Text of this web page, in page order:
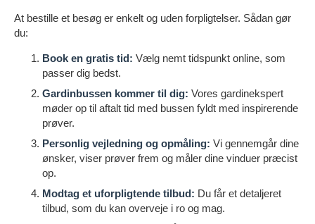
At bestille et besøg er enkelt og uden forpligtelser. Sådan gør
du:
Book en gratis tid: Vælg nemt tidspunkt online, som
passer dig bedst.
Gardinbussen kommer til dig: Vores gardinekspert
møder op til aftalt tid med bussen fyldt med inspirerende
prøver.
Personlig vejledning og opmåling: Vi gennemgår dine
ønsker, viser prøver frem og måler dine vinduer præcist
op.
Modtag et uforpligtende tilbud: Du får et detaljeret
tilbud, som du kan overveje i ro og mag.